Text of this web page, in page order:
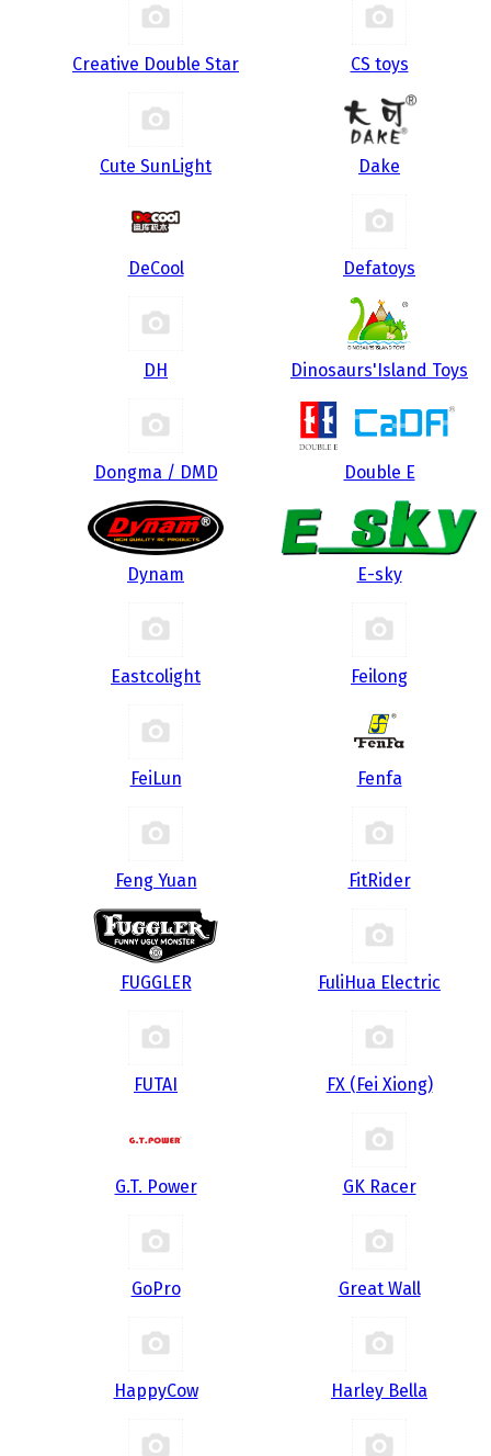
Creative Double Star CS toys
Cute SunLight Dake
DeCool Defatoys
DH Dinosaurs'Island Toys
Dongma / DMD Double E
Dynam E-sky
Eastcolight Feilong
FeiLun Fenfa
Feng Yuan FitRider
FUGGLER FuliHua Electric
FUTAI FX (Fei Xiong)
G.T. Power GK Racer
GoPro Great Wall
HappyCow Harley Bella